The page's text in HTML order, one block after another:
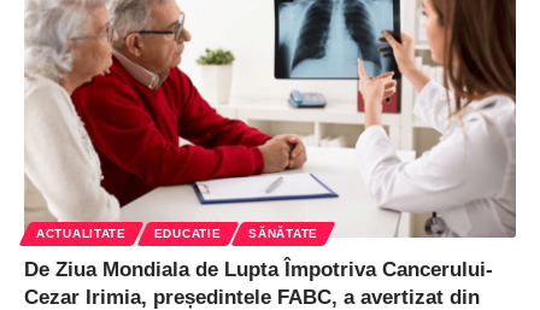
ACTUALITATE EDUCATIE SĂNĂTATE
De Ziua Mondiala de Lupta Împotriva Cancerului-
Cezar Irimia, președintele FABC, a avertizat din